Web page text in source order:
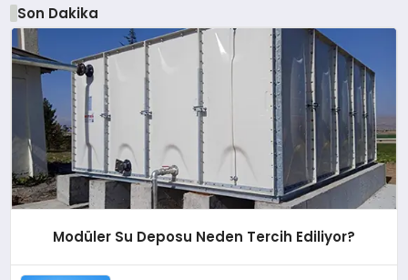
Son Dakika
Modüler Su Deposu Neden Tercih Ediliyor?